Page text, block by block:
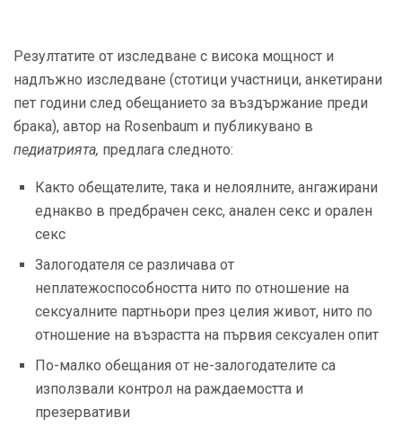
Резултатите от изследване с висока мощност и
надлъжно изследване (стотици участници, анкетирани
пет години след обещанието за въздържание преди
брака), автор на Rosenbaum и публикувано в
педиатрията, предлага следното:
Както обещателите, така и нелоялните, ангажирани
еднакво в предбрачен секс, анален секс и орален
секс
Залогодателя се различава от
неплатежоспособността нито по отношение на
сексуалните партньори през целия живот, нито по
отношение на възрастта на първия сексуален опит
По-малко обещания от не-залогодателите са
използвали контрол на раждаемостта и
презервативи